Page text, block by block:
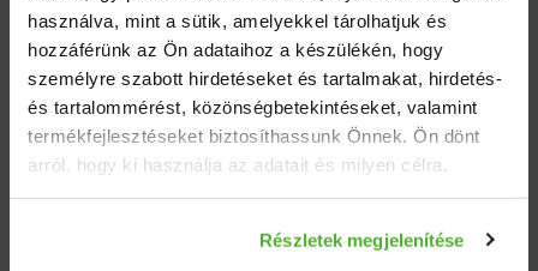
használva, mint a sütik, amelyekkel tárolhatjuk és
hozzáférünk az Ön adataihoz a készülékén, hogy
személyre szabott hirdetéseket és tartalmakat, hirdetés-
és tartalommérést, közönségbetekintéseket, valamint
termékfejlesztéseket biztosíthassunk Önnek. Ön dönt
arról, hogy ki használja az adatait és milyen célra.
Információgyűjtés az Ön földrajzi elhelyezkedéséről
Részletek megjelenítése
Eladó házak
Eladó lakások
Települések